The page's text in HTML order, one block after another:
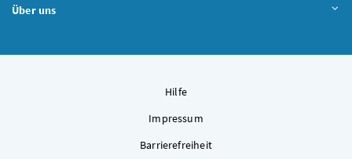
Über uns
Hilfe
Impressum
Barrierefreiheit